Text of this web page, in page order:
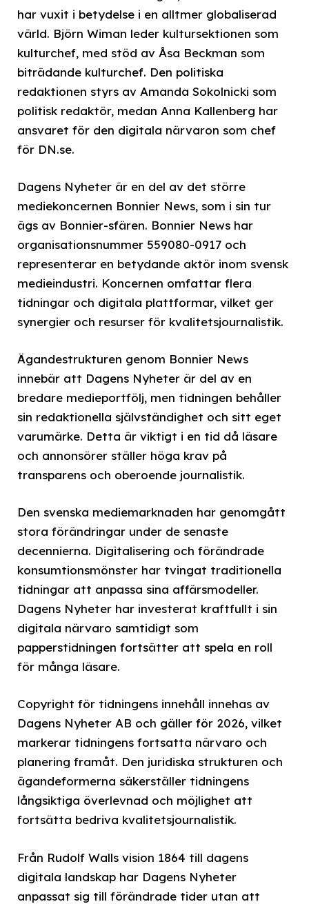
har vuxit i betydelse i en alltmer globaliserad
värld. Björn Wiman leder kultursektionen som
kulturchef, med stöd av Åsa Beckman som
biträdande kulturchef. Den politiska
redaktionen styrs av Amanda Sokolnicki som
politisk redaktör, medan Anna Kallenberg har
ansvaret för den digitala närvaron som chef
för DN.se.
Dagens Nyheter är en del av det större
mediekoncernen Bonnier News, som i sin tur
ägs av Bonnier-sfären. Bonnier News har
organisationsnummer 559080-0917 och
representerar en betydande aktör inom svensk
medieindustri. Koncernen omfattar flera
tidningar och digitala plattformar, vilket ger
synergier och resurser för kvalitetsjournalistik.
Ägandestrukturen genom Bonnier News
innebär att Dagens Nyheter är del av en
bredare medieportfölj, men tidningen behåller
sin redaktionella självständighet och sitt eget
varumärke. Detta är viktigt i en tid då läsare
och annonsörer ställer höga krav på
transparens och oberoende journalistik.
Den svenska mediemarknaden har genomgått
stora förändringar under de senaste
decennierna. Digitalisering och förändrade
konsumtionsmönster har tvingat traditionella
tidningar att anpassa sina affärsmodeller.
Dagens Nyheter har investerat kraftfullt i sin
digitala närvaro samtidigt som
papperstidningen fortsätter att spela en roll
för många läsare.
Copyright för tidningens innehåll innehas av
Dagens Nyheter AB och gäller för 2026, vilket
markerar tidningens fortsatta närvaro och
planering framåt. Den juridiska strukturen och
ägandeformerna säkerställer tidningens
långsiktiga överlevnad och möjlighet att
fortsätta bedriva kvalitetsjournalistik.
Från Rudolf Walls vision 1864 till dagens
digitala landskap har Dagens Nyheter
anpassat sig till förändrade tider utan att